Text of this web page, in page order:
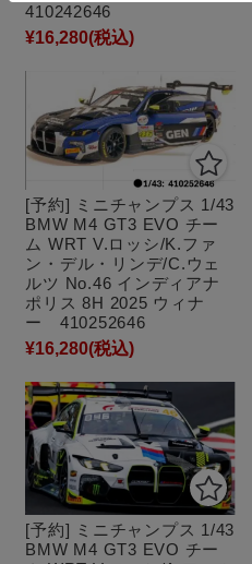
410242646
¥16,280(税込)
[予約] ミニチャンプス 1/43
BMW M4 GT3 EVO チー
ム WRT V.ロッシ/K.ファ
ン・デル・リンデ/C.ウェ
ルツ No.46 インディアナ
ポリス 8H 2025 ウィナ
ー 410252646
¥16,280(税込)
[予約] ミニチャンプス 1/43
BMW M4 GT3 EVO チー